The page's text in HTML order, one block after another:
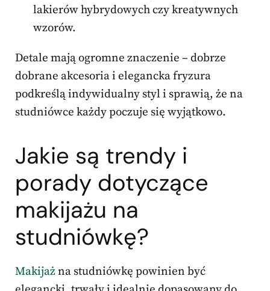
lakierów hybrydowych czy kreatywnych
wzorów.
Detale mają ogromne znaczenie – dobrze
dobrane akcesoria i elegancka fryzura
podkreślą indywidualny styl i sprawią, że na
studniówce każdy poczuje się wyjątkowo.
Jakie są trendy i
porady dotyczące
makijażu na
studniówkę?
Makijażna studniówkę powinien być